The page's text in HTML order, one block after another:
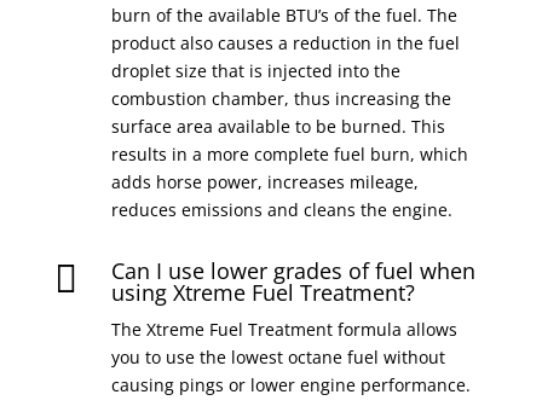
burn of the available BTU’s of the fuel. The
product also causes a reduction in the fuel
droplet size that is injected into the
combustion chamber, thus increasing the
surface area available to be burned. This
results in a more complete fuel burn, which
adds horse power, increases mileage,
reduces emissions and cleans the engine.
 Can I use lower grades of fuel when
using Xtreme Fuel Treatment?
The Xtreme Fuel Treatment formula allows
you to use the lowest octane fuel without
causing pings or lower engine performance.